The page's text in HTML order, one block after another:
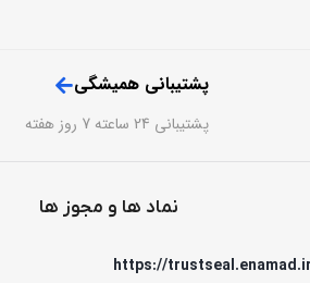
پشتیبانی همیشگی
پشتیبانی 24 ساعته 7 روز هفته
نماد ها و مجوز ها